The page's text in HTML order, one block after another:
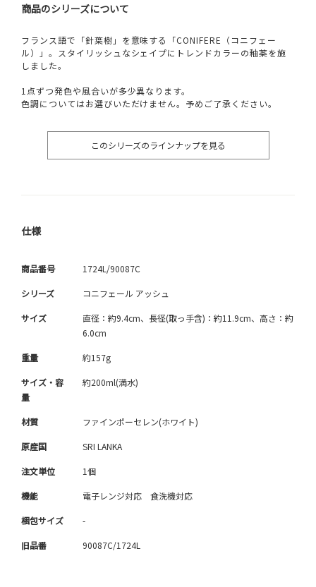
商品のシリーズについて
フランス語で「針葉樹」を意味する「CONIFERE（コニフェー
ル）」。スタイリッシュなシェイプにトレンドカラーの釉薬を施
しました。
1点ずつ発色や風合いが多少異なります。
色調についてはお選びいただけません。予めご了承ください。
このシリーズのラインナップを見る
仕様
商品番号 1724L/90087C
シリーズ コニフェール アッシュ
サイズ
直径：約9.4cm、長径(取っ手含)：約11.9cm、高さ：約
6.0cm
重量 約157g
サイズ・容
量
約200ml(満水)
材質 ファインポーセレン(ホワイト)
原産国 SRI LANKA
注文単位 1個
機能 電子レンジ対応 食洗機対応
梱包サイズ -
旧品番 90087C/1724L